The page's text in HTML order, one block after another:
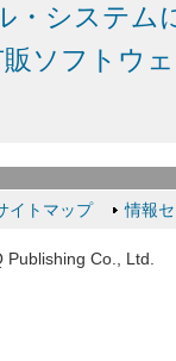
・システム
ソフトウェ
イトマップ 情報
Co., Ltd.